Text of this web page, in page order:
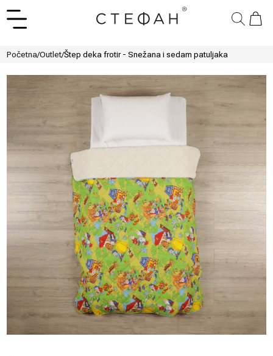
Početna/Outlet/Štep deka frotir - Snežana i sedam patuljaka